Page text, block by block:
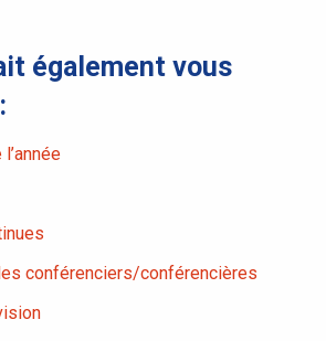
également vous
conférenciers/conférencières